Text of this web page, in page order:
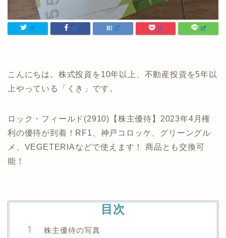
こんにちは。株式投資を10年以上、不動産投資を5年以
上やっている「くき」です。
ロック・フィールド(2910)【株主優待】2023年4月権
利の優待が到着！RF1、神戸コロッケ、グリーングル
メ、VEGETERIAなどで使えます！ 商品とも交換可
能！
目次
株主優待の写真